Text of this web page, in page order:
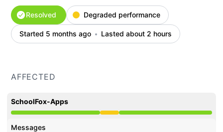
Resolved Degraded performance
Started 5 months ago Lasted about 2 hours
AFFECTED
SchoolFox-Apps
Degraded performance from 10:38 AM to 12:52 PM
Messages